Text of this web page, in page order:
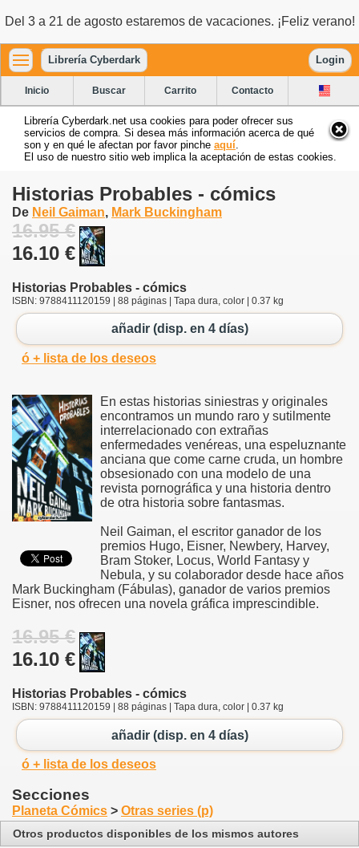
Del 3 a 21 de agosto estaremos de vacaciones. ¡Feliz verano!
Librería Cyberdark Login
Inicio Buscar Carrito Contacto
Librería Cyberdark.net usa cookies para poder ofrecer sus
servicios de compra. Si desea más información acerca de qué
son y en qué le afectan por favor pinche aquí
El uso de nuestro sitio web implica la aceptación de estas cookies.
Historias Probables - cómics
De Neil Gaiman, Mark Buckingham
16.95 €
16.10 €
Historias Probables - cómics
ISBN: 9788411120159 | 88 páginas | Tapa dura, color | 0.37 kg
añadir (disp. en 4 días)
ó + lista de los deseos
En estas historias siniestras y originales
encontramos un mundo raro y sutilmente
interrelacionado con extrañas
enfermedades venéreas, una espeluznante
anciana que come carne cruda, un hombre
obsesionado con una modelo de una
revista pornográfica y una historia dentro
de otra historia sobre fantasmas.
Neil Gaiman, el escritor ganador de los
premios Hugo, Eisner, Newbery, Harvey,
Bram Stoker, Locus, World Fantasy y
Nebula, y su colaborador desde hace años
Mark Buckingham (Fábulas), ganador de varios premios
Eisner, nos ofrecen una novela gráfica imprescindible.
16.95 €
16.10 €
Historias Probables - cómics
ISBN: 9788411120159 | 88 páginas | Tapa dura, color | 0.37 kg
añadir (disp. en 4 días)
ó + lista de los deseos
Secciones
Planeta Cómics > Otras series (p)
Otros productos disponibles de los mismos autores